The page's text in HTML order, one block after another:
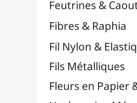
Sable, Strass & Paillettes 
Confettis
Paillettes
Perles
Stickers / Gommettes
Strass / Pierres Décoratives